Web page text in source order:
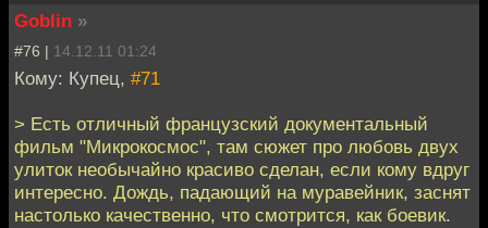
Goblin »
#76 | 14.12.11 01:24
Кому: Купец, #71
> Есть отличный французский документальный
фильм "Микрокосмос", там сюжет про любовь двух
улиток необычайно красиво сделан, если кому вдруг
интересно. Дождь, падающий на муравейник, заснят
настолько качественно, что смотрится, как боевик.